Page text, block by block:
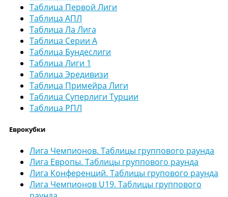
Таблица Первой Лиги
Таблица АПЛ
Таблица Ла Лига
Таблица Серии А
Таблица Бундеслиги
Таблица Лиги 1
Таблица Эредивизи
Таблица Примейра Лиги
Таблица Суперлиги Турции
Таблица РПЛ
Еврокубки
Лига Чемпионов. Таблицы группового раунда
Лига Европы. Таблицы группового раунда
Лига Конференций. Таблицы групового раунда
Лига Чемпионов U19. Таблицы группового